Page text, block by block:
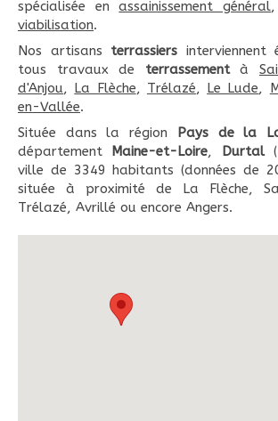
spécialisée enassainissement général,
viabilisation.
Nos artisans terrassiers interviennent
tous travaux de terrassementà
d'Anjou, La Flèche, Trélazé, Le Lude,
en-Vallée.
Située dans la région
Pays de la
département
Maine-et-Loire, Durtal
ville de 3349 habitants (données de
située à proximité de La Flèche,
Trélazé, Avrillé ou encore Angers.